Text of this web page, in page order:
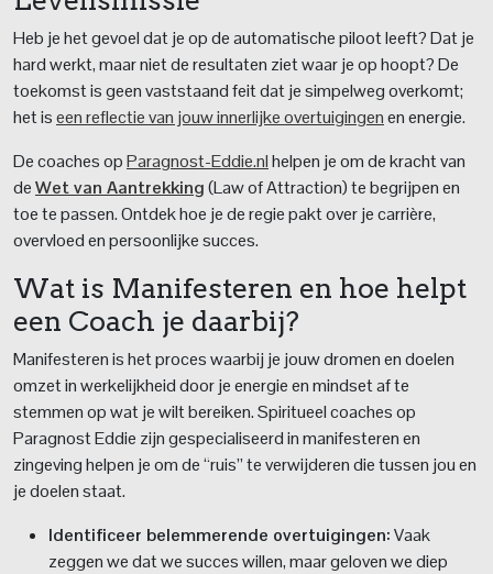
Heb je het gevoel dat je op de automatische piloot leeft? Dat je
hard werkt, maar niet de resultaten ziet waar je op hoopt? De
toekomst is geen vaststaand feit dat je simpelweg overkomt;
het iseen reflectie van jouw innerlijke overtuigingenen energie.
De coaches opParagnost-Eddie.nlhelpen je om de kracht van
deWet van Aantrekking(Law of Attraction) te begrijpen en
toe te passen. Ontdek hoe je de regie pakt over je carrière,
overvloed en persoonlijke succes.
Wat is Manifesteren en hoe helpt
een Coach je daarbij?
Manifesteren is het proces waarbij je jouw dromen en doelen
omzet in werkelijkheid door je energie en mindset af te
stemmen op wat je wilt bereiken. Spiritueel coaches op
Paragnost Eddie zijn gespecialiseerd in manifesteren en
zingeving helpen je om de “ruis” te verwijderen die tussen jou en
je doelen staat.
Identificeer belemmerende overtuigingen:Vaak
zeggen we dat we succes willen, maar geloven we diep